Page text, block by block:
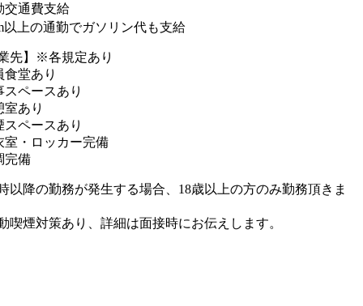
交通費支給
上の通勤でガソリン代も支給
先】※各規定あり
食堂あり
スペースあり
室あり
スペースあり
室・ロッカー完備
完備
時以降の勤務が発生する場合、18歳以上の方のみ勤務頂きま
喫煙対策あり、詳細は面接時にお伝えします。